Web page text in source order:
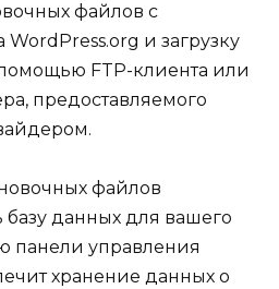
файлов с
и загрузку
FTP-клиента или
предоставляемого
файлов
базу данных для вашего
панели управления
хранение данных о